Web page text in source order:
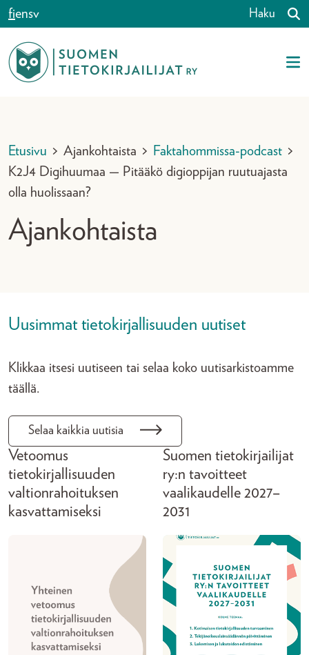
Siirry sisältöön
fiensv Haku
Etusivu > Ajankohtaista > Faktahommissa-podcast >
K2J4 Digihuumaa — Pitääkö digioppijan ruutuajasta
olla huolissaan?
Ajankohtaista
Uusimmat tietokirjallisuuden uutiset
Klikkaa itsesi uutiseen tai selaa koko uutisarkistoamme
täällä.
Selaa kaikkia uutisia
Vetoomus
tietokirjallisuuden
valtionrahoituksen
kasvattamiseksi
Suomen tietokirjailijat
ry:n tavoitteet
vaalikaudelle 2027–
2031